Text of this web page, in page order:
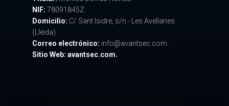
NIF: 78091845Z.
Domicilio: C/ Sant Isidre, s/n - Les Avellanes
(Lleida).
Correo electrónico: info@avantsec.com.
Sitio Web: avantsec.com.